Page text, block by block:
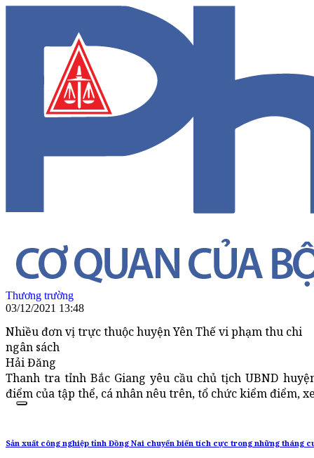
Thương trường
03/12/2021 13:48
Nhiều đơn vị trực thuộc huyện Yên Thế vi phạm thu chi
ngân sách
Hải Đăng
Thanh tra tỉnh Bắc Giang yêu cầu chủ tịch UBND
điểm của tập thể, cá nhân nêu trên, tổ chức kiểm điểm,
Sản xuất công nghiệp tỉnh Đồng Nai chuyển biến tích cực trong những tháng